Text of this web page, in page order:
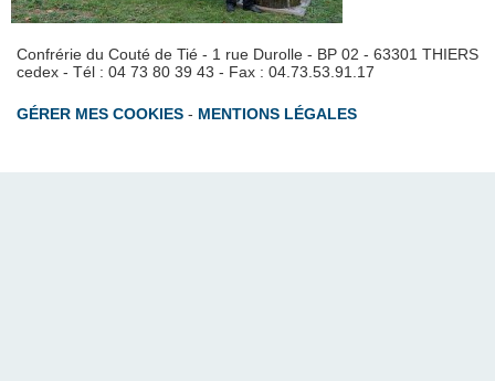
Confrérie du Couté de Tié - 1 rue Durolle - BP 02 - 63301 THIERS
cedex - Tél : 04 73 80 39 43 - Fax : 04.73.53.91.17
GÉRER MES COOKIES - MENTIONS LÉGALES